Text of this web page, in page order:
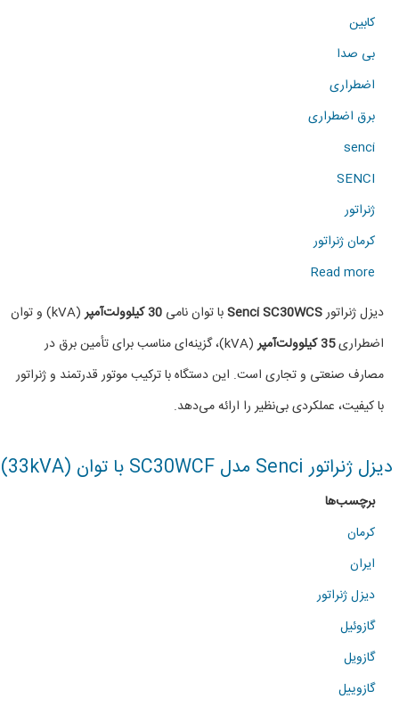
کابین
بی صدا
اضطراری
برق اضطراری
senci
SENCI
ژنراتور
کرمان ژنراتور
Read more
about
دیزل
ژنراتور
SENCI
SC30WCS
دیزل ژنراتورSenci SC30WCSبا توان نامی 30 کیلوولت‌آمپر
(kVA) و توان
اضطراری35 کیلوولت‌آمپر
(kVA)، گزینه‌ای مناسب برای تأمین برق در
مصارف صنعتی و تجاری است. این دستگاه با ترکیب موتور قدرتمند و ژنراتور
با کیفیت، عملکردی بی‌نظیر را ارائه می‌دهد.
دیزل ژنراتور Senci مدل SC30WCF با توان (33kVA)
برچسب‌ها
کرمان
ایران
دیزل ژنراتور
گازوئیل
گازویل
گازوییل